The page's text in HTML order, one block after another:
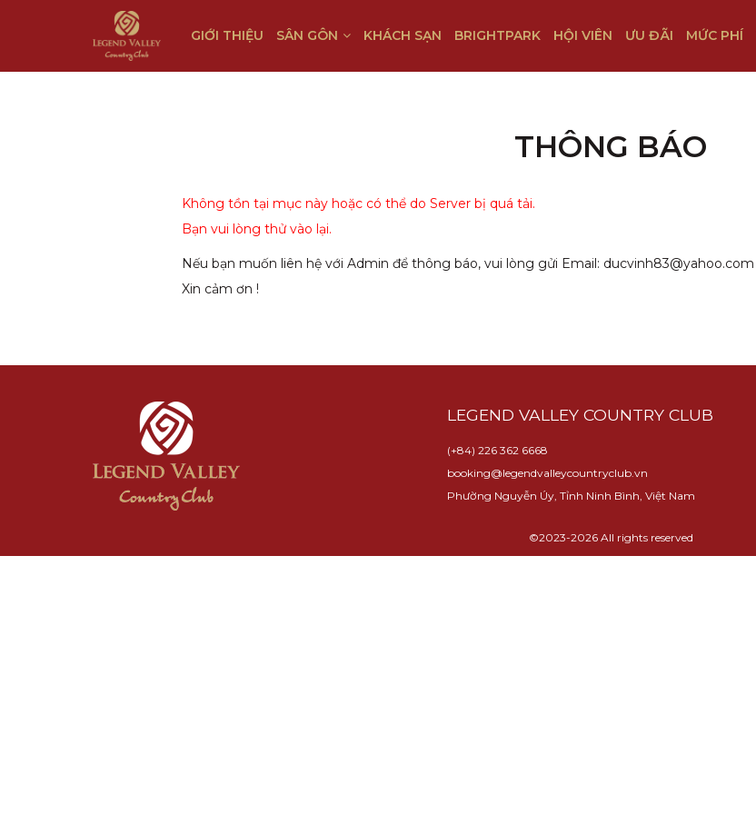
GIỚI THIỆU SÂN GÔN KHÁCH SẠN BRIGHTPARK HỘI VIÊN ƯU ĐÃI MỨC PHÍ
THÔNG BÁO
Không tồn tại mục này hoặc có thể do Server bị quá tải.
Bạn vui lòng thử vào lại.
Nếu bạn muốn liên hệ với Admin để thông báo, vui lòng gửi Email: ducvinh83@yahoo.com
Xin cảm ơn !
LEGEND VALLEY COUNTRY CLUB
(+84) 226 362 6668
booking@legendvalleycountryclub.vn
Phường Nguyễn Úy, Tỉnh Ninh Bình, Việt Nam
©2023-2026 All rights reserved